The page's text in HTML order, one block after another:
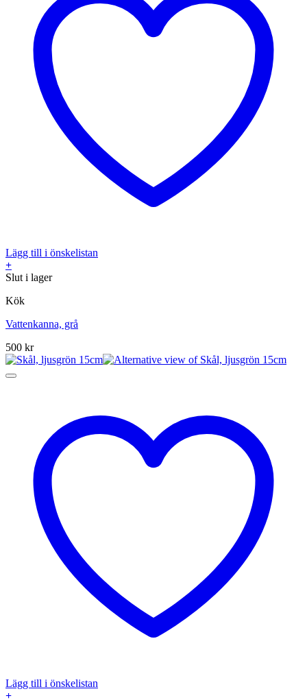
Lägg till i önskelistan
+
Slut i lager
Kök
Vattenkanna, grå
500 kr
Lägg till i önskelistan
+